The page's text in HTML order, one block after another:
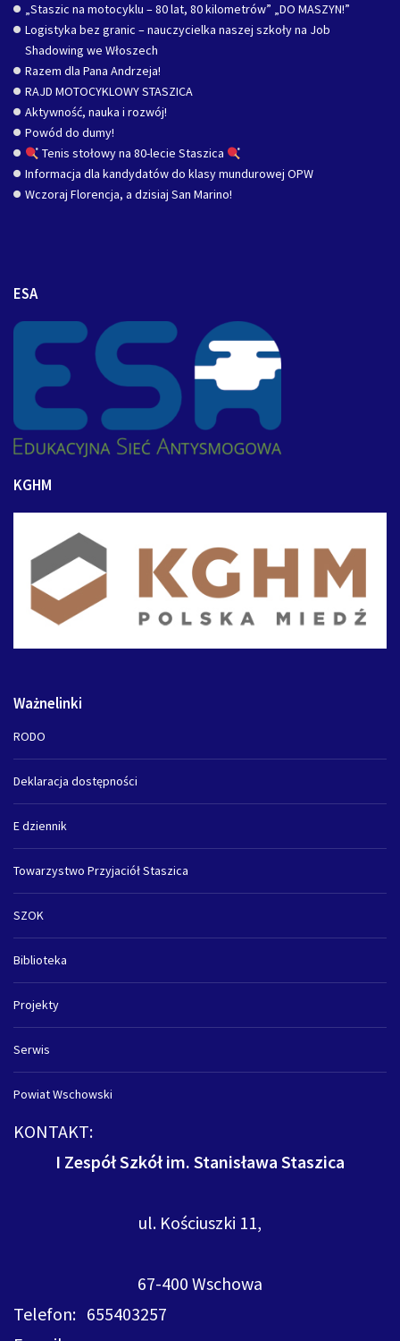
„Staszic na motocyklu – 80 lat, 80 kilometrów” „DO MASZYN!”
Logistyka bez granic – nauczycielka naszej szkoły na Job
Shadowing we Włoszech
Razem dla Pana Andrzeja!
RAJD MOTOCYKLOWY STASZICA
Aktywność, nauka i rozwój!
Powód do dumy!
Tenis stołowy na 80-lecie Staszica
Informacja dla kandydatów do klasy mundurowej OPW
Wczoraj Florencja, a dzisiaj San Marino!
ESA
KGHM
Ważnelinki
RODO
Deklaracja dostępności
E dziennik
Towarzystwo Przyjaciół Staszica
SZOK
Biblioteka
Projekty
Serwis
Powiat Wschowski
KONTAKT:
I Zespół Szkół im. Stanisława Staszica
ul. Kościuszki 11,
67-400 Wschowa
Telefon: 655403257